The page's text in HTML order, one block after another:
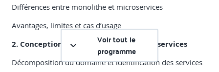
Différences entre monolithe et microservices
Avantages, limites et cas d’usage
2. Conception d’une architecture microservices
Décomposition du domaine et identification des services
Voir tout le
programme